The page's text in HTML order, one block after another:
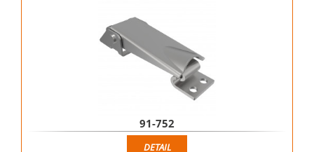
91-752
DETAIL